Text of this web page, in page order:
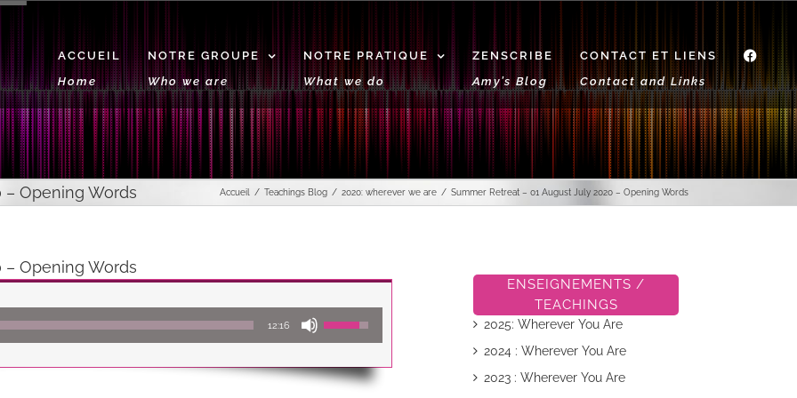
ACCUEIL
Home
NOTRE GROUPE
Who we are
NOTRE PRATIQUE
What we do
ZENSCRIBE
Amy’s Blog
CONTACT ET LIENS
Contact and Links
– Opening Words Accueil Teachings Blog 2020: wherever we are Summer Retreat – 01 August July 2020 – Opening Words
– Opening Words
audio
12:16
les
haut/bas
pour
ENSEIGNEMENTS /
TEACHINGS
2025: Wherever You Are
2024 : Wherever You Are
2023 : Wherever You Are